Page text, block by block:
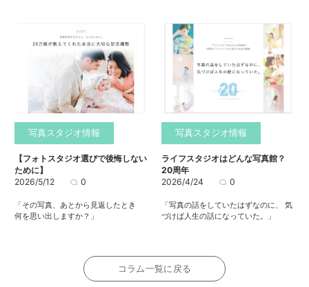
写真スタジオ情報
【フォトスタジオ選びで後悔しない
ために】
2026/5/12
0
「その写真、あとから見返したとき
何を思い出しますか？」
写真スタジオ情報
ライフスタジオはどんな写真館？
20周年
2026/4/24
0
「写真の話をしていたはずなのに、 気
づけば人生の話になっていた。」
コラム一覧に戻る